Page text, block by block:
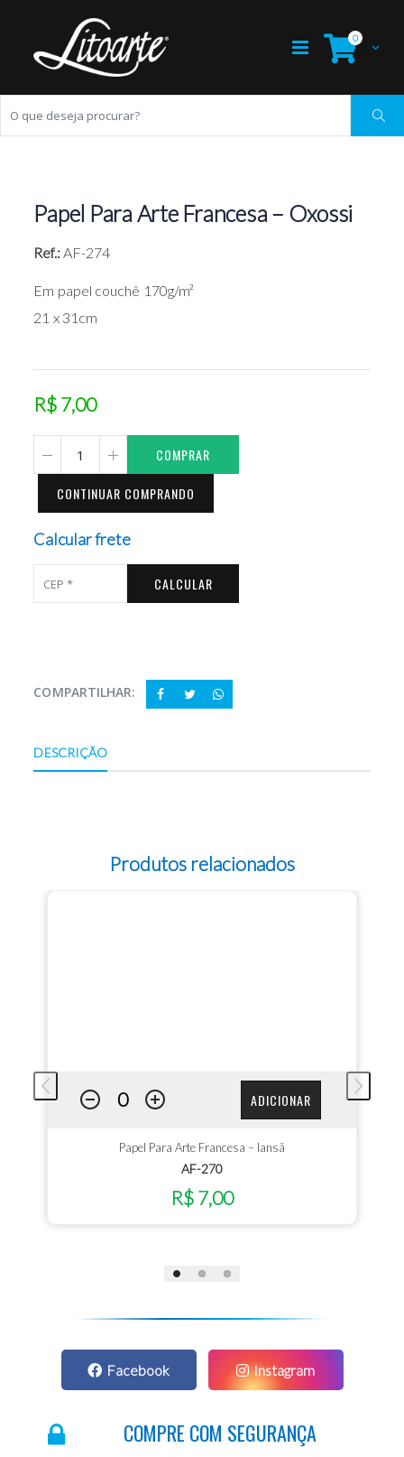
0
Papel Para Arte Francesa – Oxossi
Ref.:AF-274
Em papel couchê 170g/m²
21 x 31cm
R$ 7,00
COMPRAR
CONTINUAR COMPRANDO
Calcular frete
CALCULAR
COMPARTILHAR:
DESCRIÇÃO
Produtos relacionados
ADICIONAR
Papel Para Arte Francesa – Iansã
AF-270
R$ 7,00
Facebook Instagram
COMPRE COM SEGURANÇA